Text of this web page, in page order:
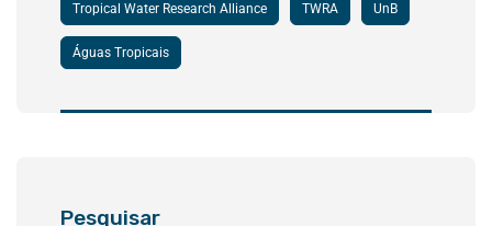
Tropical Water Research Alliance TWRA UnB
Águas Tropicais
Pesquisar